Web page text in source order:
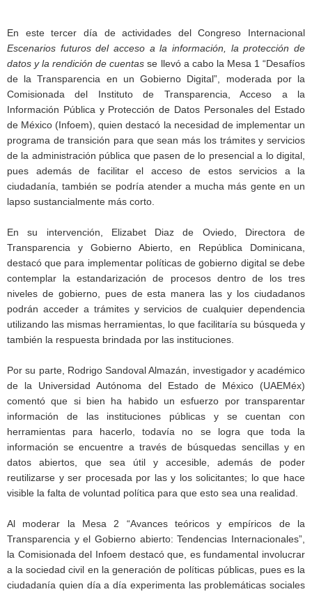
En este tercer día de actividades del Congreso Internacional
Escenarios futuros del acceso a la información, la protección de
datos y la rendición de cuentasse llevó a cabo la Mesa 1 “Desafíos
de la Transparencia en un Gobierno Digital”, moderada por la
Comisionada del Instituto de Transparencia, Acceso a la
Información Pública y Protección de Datos Personales del Estado
de México (Infoem), quien destacó la necesidad de implementar un
programa de transición para que sean más los trámites y servicios
de la administración pública que pasen de lo presencial a lo digital,
pues además de facilitar el acceso de estos servicios a la
ciudadanía, también se podría atender a mucha más gente en un
lapso sustancialmente más corto.
En su intervención, Elizabet Diaz de Oviedo, Directora de
Transparencia y Gobierno Abierto, en República Dominicana,
destacó que para implementar políticas de gobierno digital se debe
contemplar la estandarización de procesos dentro de los tres
niveles de gobierno, pues de esta manera las y los ciudadanos
podrán acceder a trámites y servicios de cualquier dependencia
utilizando las mismas herramientas, lo que facilitaría su búsqueda y
también la respuesta brindada por las instituciones.
Por su parte, Rodrigo Sandoval Almazán, investigador y académico
de la Universidad Autónoma del Estado de México (UAEMéx)
comentó que si bien ha habido un esfuerzo por transparentar
información de las instituciones públicas y se cuentan con
herramientas para hacerlo, todavía no se logra que toda la
información se encuentre a través de búsquedas sencillas y en
datos abiertos, que sea útil y accesible, además de poder
reutilizarse y ser procesada por las y los solicitantes; lo que hace
visible la falta de voluntad política para que esto sea una realidad.
Al moderar la Mesa 2 “Avances teóricos y empíricos de la
Transparencia y el Gobierno abierto: Tendencias Internacionales”,
la Comisionada del Infoem destacó que, es fundamental involucrar
a la sociedad civil en la generación de políticas públicas, pues es la
ciudadanía quien día a día experimenta las problemáticas sociales